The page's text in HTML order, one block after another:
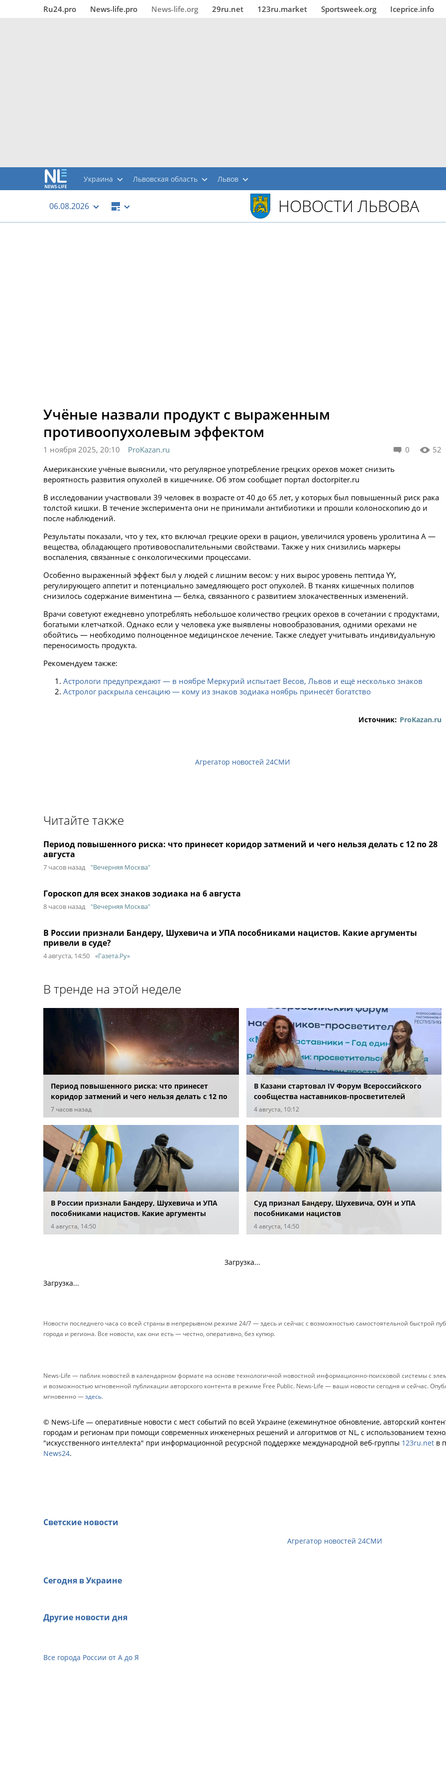
Ru24.pro News‑life.pro News‑life.org 29ru.net 123ru.market Sportsweek.org Iceprice.info
Украина Львовская область Львов
06.08.2026 НОВОСТИ ЛЬВОВА
Учёные назвали продукт с выраженным
противоопухолевым эффектом
0 52
1 ноября 2025, 20:10
ProKazan.ru
Американские учёные выяснили, что регулярное употребление грецких орехов может снизить
вероятность развития опухолей в кишечнике. Об этом сообщает портал doctorpiter.ru
В исследовании участвовали 39 человек в возрасте от 40 до 65 лет, у которых был повышенный риск рака
толстой кишки. В течение эксперимента они не принимали антибиотики и прошли колоноскопию до и
после наблюдений.
Результаты показали, что у тех, кто включал грецкие орехи в рацион, увеличился уровень уролитина А —
вещества, обладающего противовоспалительными свойствами. Также у них снизились маркеры
воспаления, связанные с онкологическими процессами.
Особенно выраженный эффект был у людей с лишним весом: у них вырос уровень пептида YY,
регулирующего аппетит и потенциально замедляющего рост опухолей. В тканях кишечных полипов
снизилось содержание виментина — белка, связанного с развитием злокачественных изменений.
Врачи советуют ежедневно употреблять небольшое количество грецких орехов в сочетании с продуктами,
богатыми клетчаткой. Однако если у человека уже выявлены новообразования, одними орехами не
обойтись — необходимо полноценное медицинское лечение. Также следует учитывать индивидуальную
переносимость продукта.
Рекомендуем также:
Астрологи предупреждают — в ноябре Меркурий испытает Весов, Львов и ещё несколько знаков
Астролог раскрыла сенсацию — кому из знаков зодиака ноябрь принесёт богатство
Источник: ProKazan.ru
Агрегатор новостей 24СМИ
Читайте также
Период повышенного риска: что принесет коридор затмений и чего нельзя делать с 12 по 28
августа
7 часов назад "Вечерняя Москва"
Гороскоп для всех знаков зодиака на 6 августа
8 часов назад "Вечерняя Москва"
В России признали Бандеру, Шухевича и УПА пособниками нацистов. Какие аргументы
привели в суде?
4 августа, 14:50 «Газета.Ру»
В тренде на этой неделе
Период повышенного риска: что принесет
коридор затмений и чего нельзя делать с 12 по
28 августа
7 часов назад
В Казани стартовал IV Форум Всероссийского
сообщества наставников-просветителей
4 августа, 10:12
В России признали Бандеру, Шухевича и УПА
пособниками нацистов. Какие аргументы
привели в суде?
4 августа, 14:50
Суд признал Бандеру, Шухевича, ОУН и УПА
пособниками нацистов
4 августа, 14:50
Загрузка...
Загрузка...
Новости последнего часа со всей страны в непрерывном режиме 24/7 — здесь и сейчас с возможностью самостоятельной быстрой
города и региона. Все новости, как они есть — честно, оперативно, без купюр.
News-Life — паблик новостей в календарном формате на основе технологичной новостной информационно-поисковой системы с
и возможностью мгновенной публикации авторского контента в режиме Free Public. News-Life — ваши новости сегодня и сейчас.
мгновенно —здесь.
© News-Life — оперативные новости с мест событий по всей Украине (ежеминутное обновление, авторский
городам и регионам при помощи современных инженерных решений и алгоритмов от NL, с использованием
"искусственного интеллекта" при информационной ресурсной поддержке международной веб-группы 123ru.net в
News24.
Светские новости
Агрегатор новостей 24СМИ
Сегодня в Украине
Другие новости дня
Все города России от А до Я